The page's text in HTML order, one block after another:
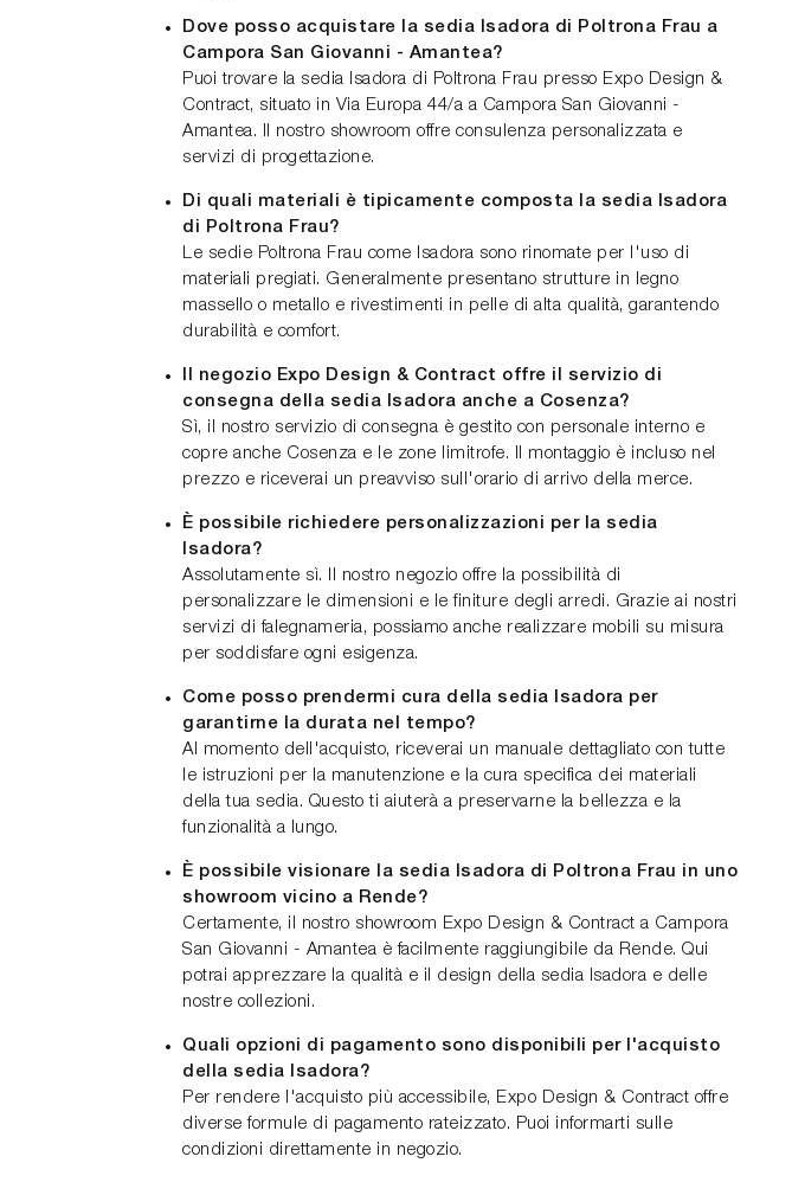
Dove posso acquistare la sedia Isadora di Poltrona Frau a
Campora San Giovanni - Amantea?
Puoi trovare la sedia Isadora di Poltrona Frau presso Expo Design &
Contract, situato in Via Europa 44/a a Campora San Giovanni -
Amantea. Il nostro showroom offre consulenza personalizzata e
servizi di progettazione.
Di quali materiali è tipicamente composta la sedia Isadora
di Poltrona Frau?
Le sedie Poltrona Frau come Isadora sono rinomate per l'uso di
materiali pregiati. Generalmente presentano strutture in legno
massello o metallo e rivestimenti in pelle di alta qualità, garantendo
durabilità e comfort.
Il negozio Expo Design & Contract offre il servizio di
consegna della sedia Isadora anche a Cosenza?
Sì, il nostro servizio di consegna è gestito con personale interno e
copre anche Cosenza e le zone limitrofe. Il montaggio è incluso nel
prezzo e riceverai un preavviso sull'orario di arrivo della merce.
È possibile richiedere personalizzazioni per la sedia
Isadora?
Assolutamente sì. Il nostro negozio offre la possibilità di
personalizzare le dimensioni e le finiture degli arredi. Grazie ai nostri
servizi di falegnameria, possiamo anche realizzare mobili su misura
per soddisfare ogni esigenza.
Come posso prendermi cura della sedia Isadora per
garantirne la durata nel tempo?
Al momento dell'acquisto, riceverai un manuale dettagliato con tutte
le istruzioni per la manutenzione e la cura specifica dei materiali
della tua sedia. Questo ti aiuterà a preservarne la bellezza e la
funzionalità a lungo.
È possibile visionare la sedia Isadora di Poltrona Frau in uno
showroom vicino a Rende?
Certamente, il nostro showroom Expo Design & Contract a Campora
San Giovanni - Amantea è facilmente raggiungibile da Rende. Qui
potrai apprezzare la qualità e il design della sedia Isadora e delle
nostre collezioni.
Quali opzioni di pagamento sono disponibili per l'acquisto
della sedia Isadora?
Per rendere l'acquisto più accessibile, Expo Design & Contract offre
diverse formule di pagamento rateizzato. Puoi informarti sulle
condizioni direttamente in negozio.